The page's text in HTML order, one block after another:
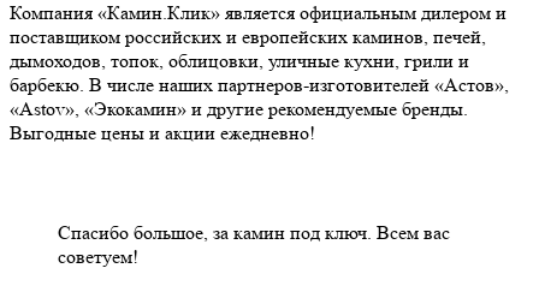
Компания «Камин.Клик» является официальным дилером и
поставщиком российских и европейских каминов, печей,
дымоходов, топок, облицовки, уличные кухни, грили и
барбекю. В числе наших партнеров-изготовителей «Астов»,
«Astov», «Экокамин» и другие рекомендуемые бренды.
Выгодные цены и акции ежедневно!
Спасибо большое, за камин под ключ. Всем вас
советуем!